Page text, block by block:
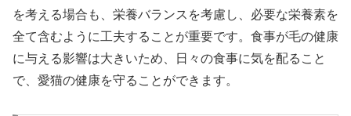
を考える場合も、栄養バランスを考慮し、必要な栄養素を
全て含むように工夫することが重要です。食事が毛の健康
に与える影響は大きいため、日々の食事に気を配ること
で、愛猫の健康を守ることができます。